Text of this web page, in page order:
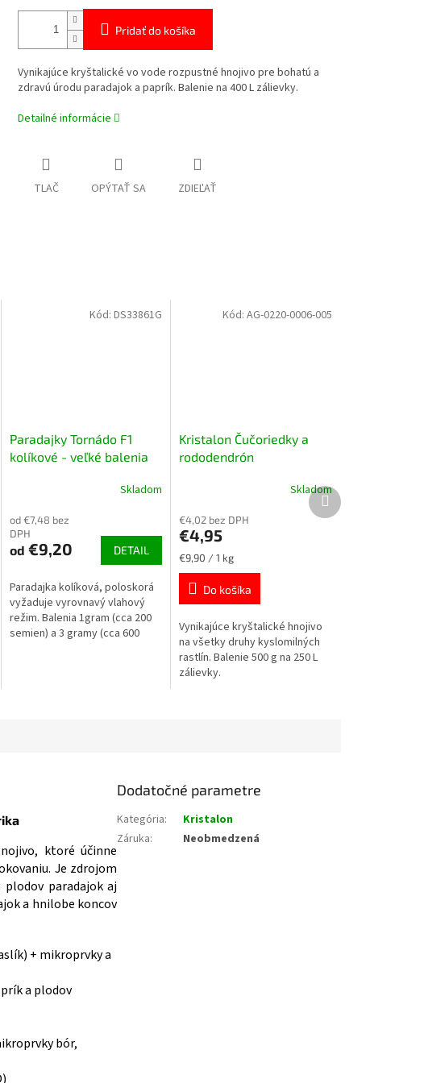
Pridať do košíka
Vynikajúce kryštalické vo vode rozpustné hnojivo pre bohatú a
zdravú úrodu paradajok a paprík. Balenie na 400 L zálievky.
Detailné informácie
TLAČ OPÝTAŤ SA ZDIEĽAŤ
Paradajky Tornádo F1
kolíkové - veľké balenia
Skladom
od €7,48 bez
DPH
od €9,20 DETAIL
Paradajka kolíková, poloskorá
vyžaduje vyrovnavý vlahový
režim. Balenia 1gram (cca 200
semien) a 3 gramy (cca 600
Kód:DS33861G
Kristalon Čučoriedky a
rododendrón
Skladom
€4,02 bez DPH
€4,95
Jednotková
cena:
€9,90 / 1 kg
Do košíka
Vynikajúce kryštalické hnojivo
na všetky druhy kyslomilných
rastlín. Balenie 500 g na 250 L
zálievky.
Kód: AG-0220-0006-005
Ďalší
produkt
ktoré účinne
Je zdrojom
paradajok aj
a hnilobe koncov
+ mikroprvky a
a plodov
bór,
Dodatočné parametre
Kategória:
Kristalon
Záruka: Neobmedzená